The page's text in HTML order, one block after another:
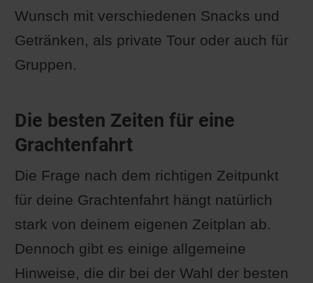
Wunsch mit verschiedenen Snacks und
Getränken, als private Tour oder auch für
Gruppen.
Die besten Zeiten für eine
Grachtenfahrt
Die Frage nach dem richtigen Zeitpunkt
für deine Grachtenfahrt hängt natürlich
stark von deinem eigenen Zeitplan ab.
Dennoch gibt es einige allgemeine
Hinweise, die dir bei der Wahl der besten